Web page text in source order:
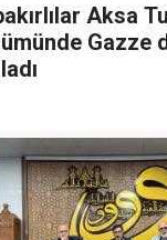
Aksa
Gazze